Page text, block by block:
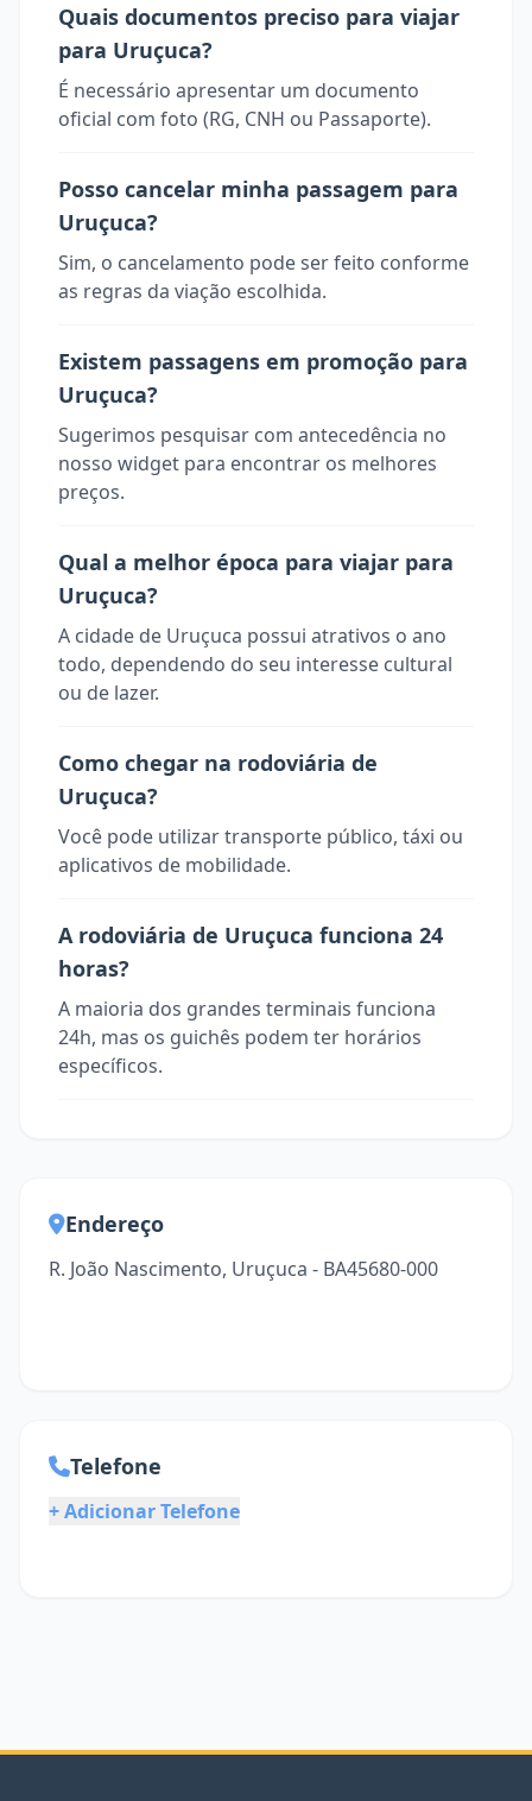
Quais documentos preciso para viajar
para Uruçuca?
É necessário apresentar um documento
oficial com foto (RG, CNH ou Passaporte).
Posso cancelar minha passagem para
Uruçuca?
Sim, o cancelamento pode ser feito conforme
as regras da viação escolhida.
Existem passagens em promoção para
Uruçuca?
Sugerimos pesquisar com antecedência no
nosso widget para encontrar os melhores
preços.
Qual a melhor época para viajar para
Uruçuca?
A cidade de Uruçuca possui atrativos o ano
todo, dependendo do seu interesse cultural
ou de lazer.
Como chegar na rodoviária de
Uruçuca?
Você pode utilizar transporte público, táxi ou
aplicativos de mobilidade.
A rodoviária de Uruçuca funciona 24
horas?
A maioria dos grandes terminais funciona
24h, mas os guichês podem ter horários
específicos.
Endereço
R. João Nascimento, Uruçuca - BA45680-000
Telefone
+ Adicionar Telefone